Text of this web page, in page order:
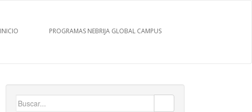
INICIO PROGRAMAS NEBRIJA GLOBAL CAMPUS
Buscar: